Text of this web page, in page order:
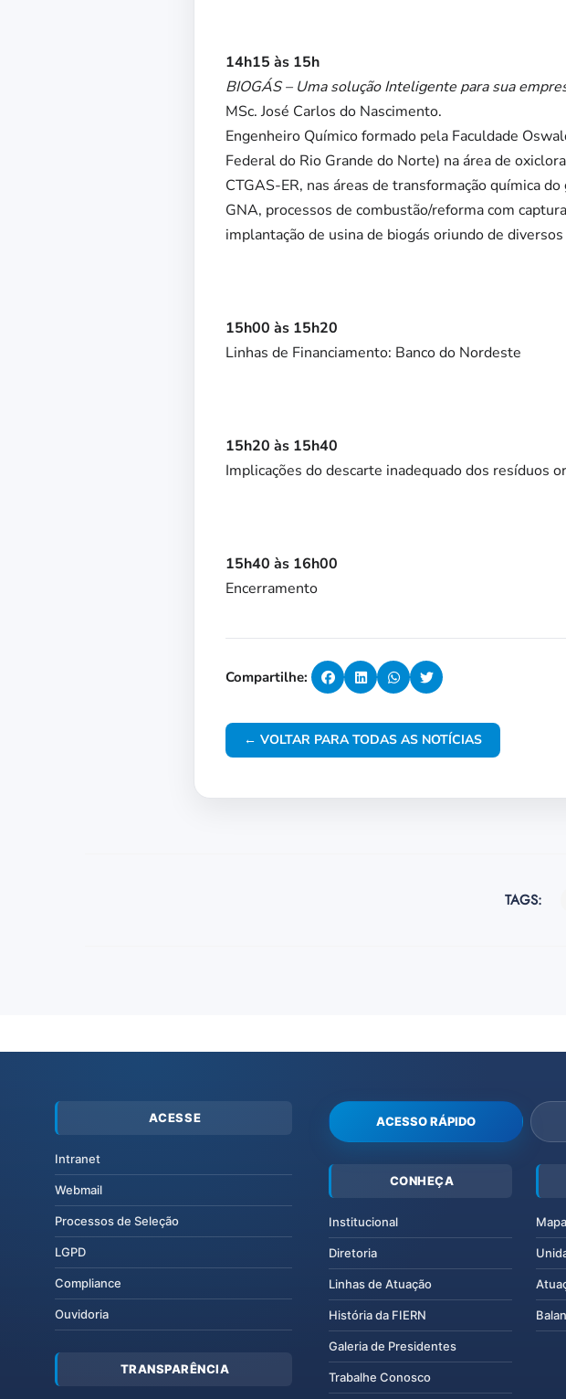
14h15 às 15h
BIOGÁS – Uma solução Inteligente para sua
MSc. José Carlos do Nascimento.
Engenheiro Químico formado pela Faculdade
Federal do Rio Grande do Norte) na área de
CTGAS-ER, nas áreas de transformação química
GNA, processos de combustão/reforma com
implantação de usina de biogás oriundo de
15h00 às 15h20
Linhas de Financiamento: Banco do Nordeste
15h20 às 15h40
Implicações do descarte inadequado dos resíduos
15h40 às 16h00
Encerramento
Compartilhe:
← VOLTAR PARA TODAS AS NOTÍCIAS
TAGS:
ACESSE
Intranet
Webmail
Processos de Seleção
LGPD
Compliance
Ouvidoria
TRANSPARÊNCIA
ACESSO RÁPIDO
CONHEÇA
Institucional
Diretoria
Linhas de Atuação
História da FIERN
Galeria de Presidentes
Trabalhe Conosco